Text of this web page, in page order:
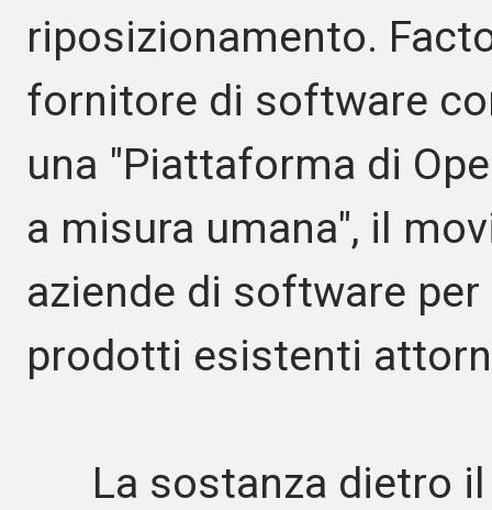
riposizionamento.
fornitore di software
una "Piattaforma di
a misura umana", il
aziende di software
prodotti esistenti
La sostanza dietro il